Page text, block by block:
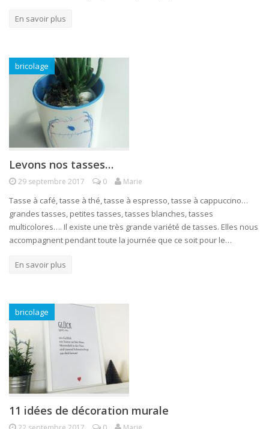
En savoir plus
bricolage
Levons nos tasses…
29 septembre 2017 0 Marie
Tasse à café, tasse à thé, tasse à espresso, tasse à cappuccino…
grandes tasses, petites tasses, tasses blanches, tasses
multicolores…. Il existe une très grande variété de tasses. Elles nous
accompagnent pendant toute la journée que ce soit pour le…
En savoir plus
bricolage
11 idées de décoration murale